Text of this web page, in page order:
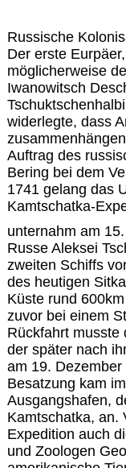
Russische
Der erste
möglicherweise
Iwanowitsch
widerlegte, dass
Auftrag des
Bering bei dem
1741 gelang das
Kamtschatka-
unternahm am
Russe Aleksei
zweiten Schiffs
des heutigen
Küste rund
zuvor bei einem
Rückfahrt musste
der später nach
am 19.
Besatzung kam
Ausgangshafen,
Kamtschatka, an.
Expedition auch
und Zoologen